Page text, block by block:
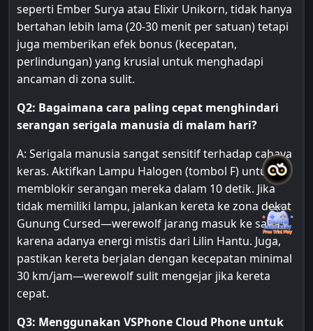
seperti Ember Surya atau Elixir Unikorn, tidak hanya
bertahan lebih lama (20-30 menit per satuan) tetapi
juga memberikan efek bonus (kecepatan,
perlindungan) yang krusial untuk menghadapi
ancaman di zona sulit.
Q2: Bagaimana cara paling cepat menghindari
serangan serigala manusia di malam hari?
A: Serigala manusia sangat sensitif terhadap cahaya
keras. Aktifkan Lampu Halogen (tombol F) untuk
memblokir serangan mereka dalam 10 detik. Jika
tidak memiliki lampu, jalankan kereta ke zona dekat
Gunung Cursed—werewolf jarang masuk ke sana
karena adanya energi mistis dari Lilin Hantu. Juga,
pastikan kereta berjalan dengan kecepatan minimal
30 km/jam—werewolf sulit mengejar jika kereta
cepat.
Q3: Menggunakan VSPhone Cloud Phone untuk